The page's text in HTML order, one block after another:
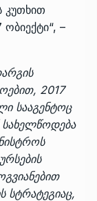
კუთხით
–
2017
სააგენტოც
სტრატეგიაც,